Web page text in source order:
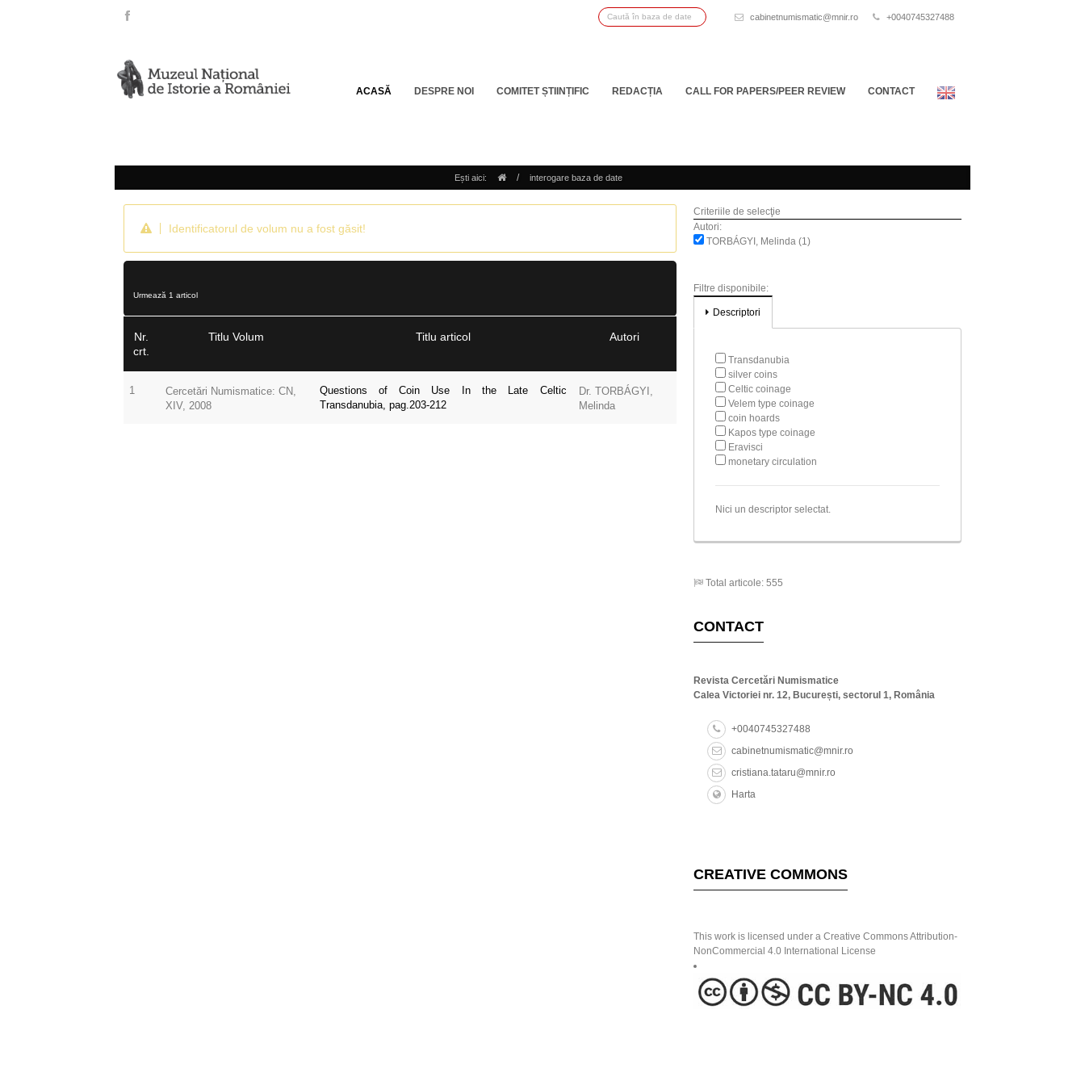
cabinetnumismatic@mnir.ro +0040745327488
ACASĂ DESPRE NOI COMITET ȘTIINȚIFIC REDACȚIA CALL FOR PAPERS/PEER REVIEW CONTACT
Ești aici: / interogare baza de date
Identificatorul de volum nu a fost găsit!
Urmează 1 articol
Nr.
crt.
Titlu Volum Titlu articol Autori
1
Cercetări Numismatice: CN,
XIV, 2008
Questions of Coin Use In the Late Celtic
Transdanubia, pag.203-212
Dr. TORBÁGYI,
Melinda
Criteriile de selecţie
Autori:
TORBÁGYI, Melinda (1)
Filtre disponibile:
Descriptori
Transdanubia
silver coins
Celtic coinage
Velem type coinage
coin hoards
Kapos type coinage
Eravisci
monetary circulation
Nici un descriptor selectat.
Total articole: 555
CONTACT
Revista Cercetări Numismatice
Calea Victoriei nr. 12, București, sectorul 1, România
+0040745327488
cabinetnumismatic@mnir.ro
cristiana.tataru@mnir.ro
Harta
CREATIVE COMMONS
This work is licensed under a Creative Commons Attribution-
NonCommercial 4.0 International License